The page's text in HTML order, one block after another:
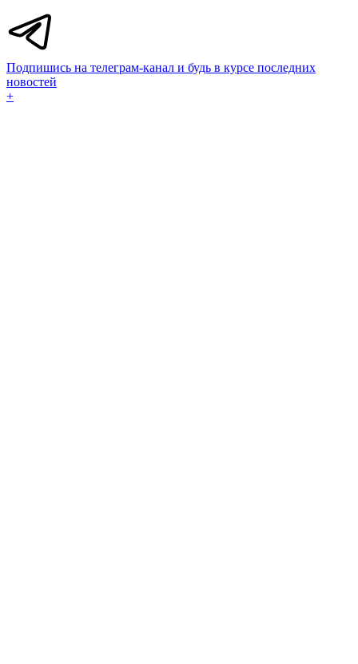
Подпишись на телеграм-канал и будь в курсе последних
новостей
+